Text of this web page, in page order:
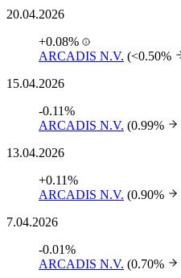
20.04.2026
+0.08%
ARCADIS N.V. (<0.50%
15.04.2026
-0.11%
ARCADIS N.V. (0.99%
13.04.2026
+0.11%
ARCADIS N.V. (0.90%
7.04.2026
-0.01%
ARCADIS N.V. (0.70%